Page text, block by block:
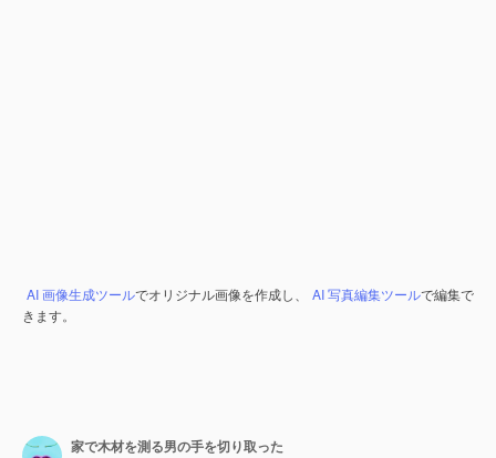
AI 画像生成ツールでオリジナル画像を作成し、 AI 写真編集ツールで編集で
きます。
家で木材を測る男の手を切り取った